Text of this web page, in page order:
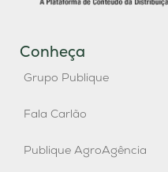
Conheça
Grupo Publique
Fala Carlão
Publique AgroAgência